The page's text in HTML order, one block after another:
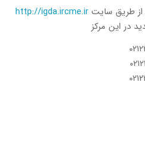
از طریق سایت http://igda.ircme.ir
در این مرکز